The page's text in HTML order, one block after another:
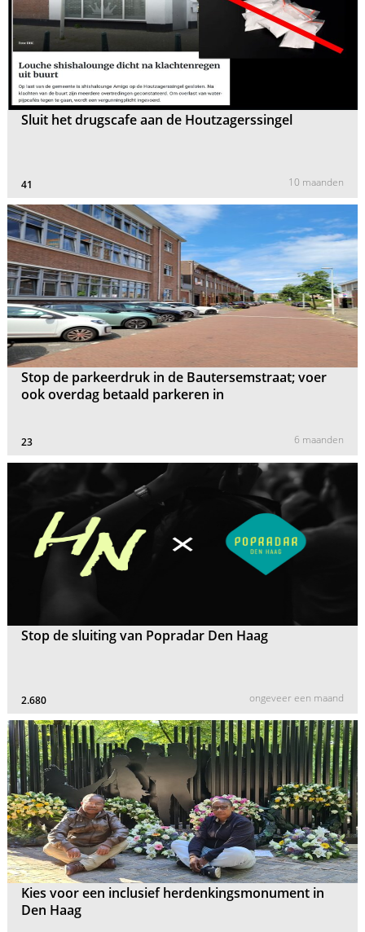
Sluit het drugscafe aan de Houtzagerssingel
41 10 maanden
Stop de parkeerdruk in de Bautersemstraat; voer
ook overdag betaald parkeren in
23 6 maanden
Stop de sluiting van Popradar Den Haag
2.680 ongeveer een maand
Kies voor een inclusief herdenkingsmonument in
Den Haag